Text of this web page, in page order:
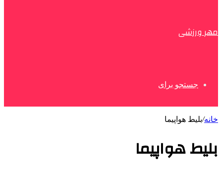
مهر ورزشی
جستجو برای
خانه/بلیط هواپیما
بلیط هواپیما